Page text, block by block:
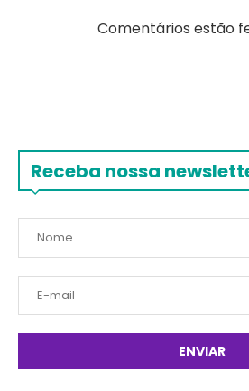
Comentários estão
Receba nossa